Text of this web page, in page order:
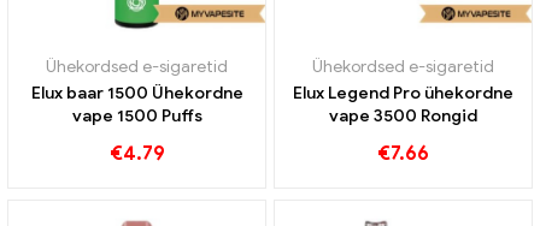
Ühekordsed e-sigaretid
Elux baar 1500 Ühekordne
vape 1500 Puffs
€4.79
Ühekordsed e-sigaretid
Elux Legend Pro ühekordne
vape 3500 Rongid
€7.66